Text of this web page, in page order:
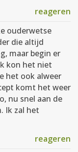
reageren
ouderwetse
die altijd
maar begin er
kon het niet
het ook alweer
komt het weer
nu snel aan de
Ik zal het
reageren